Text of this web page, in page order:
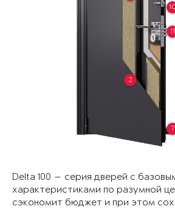
2
7
10
11
Delta 100 — серия дверей с
характеристиками по разумной
сэкономит бюджет и при этом